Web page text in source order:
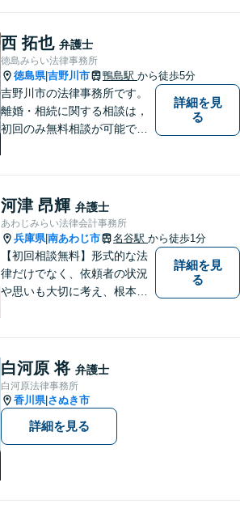
西 拓也 弁護士
徳島みらい法律事務所
徳島県|吉野川市 鴨島駅 から徒歩5分
吉野川市の法律事務所です。
離婚・相続に関する相談は，
初回のみ無料相談が可能です
詳細を見
る
河津 昂輝 弁護士
あわじみらい法律会計事務所
兵庫県|南あわじ市 名谷駅 から徒歩1分
【初回相談無料】形式的な法
律だけでなく、依頼者の状況
や思いも大切に考え、根本的
とりに合ったサポートを心が
けています。【夜間・休日相
談可能】【オンライン出張相
談可】
詳細を見
る
白河原 将 弁護士
白河原法律事務所
香川県| さぬき市
詳細を見る